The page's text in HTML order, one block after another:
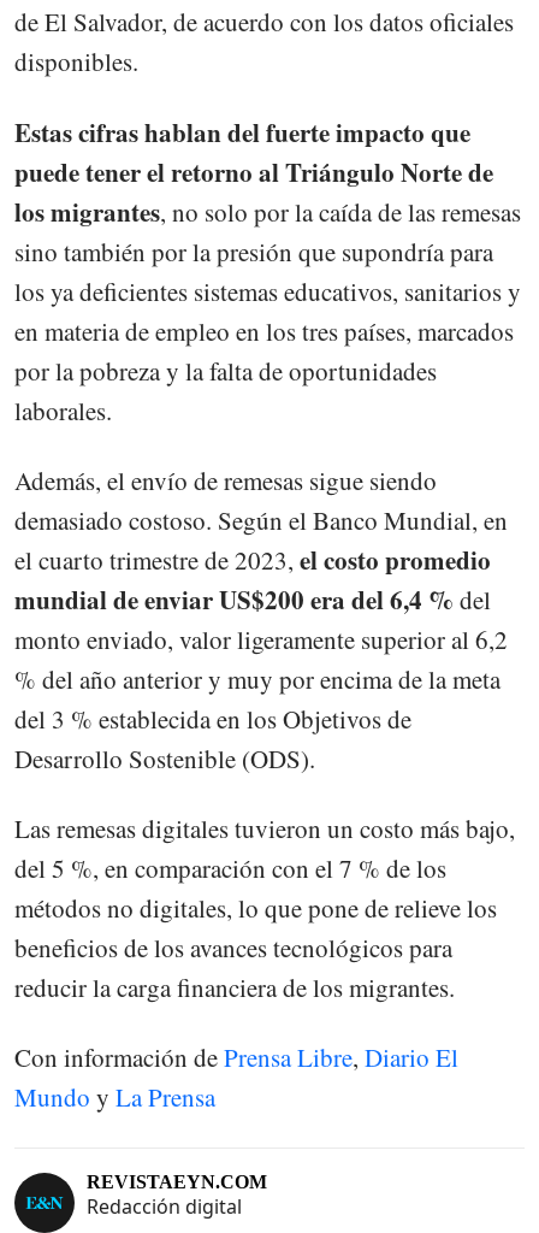
de El Salvador, de acuerdo con los datos oficiales
disponibles.
Estas cifras hablan del fuerte impacto que
puede tener el retorno al Triángulo Norte de
los migrantes, no solo por la caída de las remesas
sino también por la presión que supondría para
los ya deficientes sistemas educativos, sanitarios y
en materia de empleo en los tres países, marcados
por la pobreza y la falta de oportunidades
laborales.
Además, el envío de remesas sigue siendo
demasiado costoso. Según el Banco Mundial, en
el cuarto trimestre de 2023, el costo promedio
mundial de enviar US$200 era del 6,4 % del
monto enviado, valor ligeramente superior al 6,2
% del año anterior y muy por encima de la meta
del 3 % establecida en los Objetivos de
Desarrollo Sostenible (ODS).
Las remesas digitales tuvieron un costo más bajo,
del 5 %, en comparación con el 7 % de los
métodos no digitales, lo que pone de relieve los
beneficios de los avances tecnológicos para
reducir la carga financiera de los migrantes.
Con información dePrensa Libre, Diario El
Mundo y La Prensa
REVISTAEYN.COM
Redacción digital